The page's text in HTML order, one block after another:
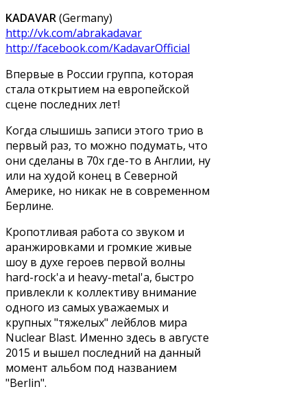
KADAVAR(Germany)
http://vk.com/abrakadavar
http://facebook.com/KadavarOfficial
Впервые в России группа, которая
стала открытием на европейской
сцене последних лет!
Когда слышишь записи этого трио в
первый раз, то можно подумать, что
они сделаны в 70х где-то в Англии, ну
или на худой конец в Северной
Америке, но никак не в современном
Берлине.
Кропотливая работа со звуком и
аранжировками и громкие живые
шоу в духе героев первой волны
hard-rock'a и heavy-metal'a, быстро
привлекли к коллективу внимание
одного из самых уважаемых и
крупных "тяжелых" лейблов мира
Nuclear Blast. Именно здесь в августе
2015 и вышел последний на данный
момент альбом под названием
"Berlin".